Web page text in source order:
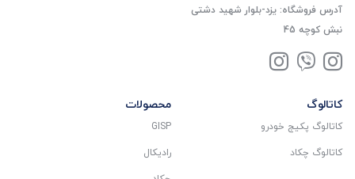
آدرس فروشگاه: یزد-بلوار شهید دشتی
نبش کوچه 45
کاتالوگ
کاتالوگ پکیج خودرو
کاتالوگ چکاد
محصولات
GISP
رادیکال